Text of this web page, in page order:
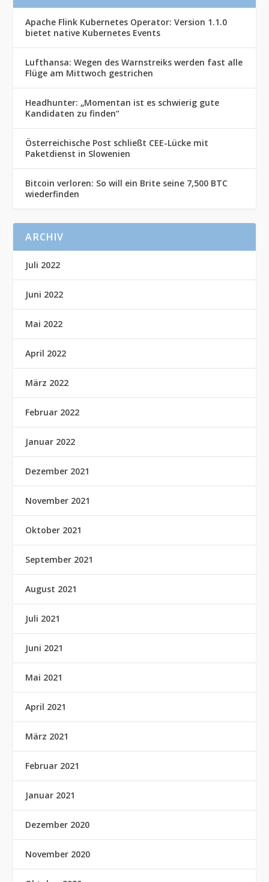
Apache Flink Kubernetes Operator: Version 1.1.0
bietet native Kubernetes Events
Lufthansa: Wegen des Warnstreiks werden fast alle
Flüge am Mittwoch gestrichen
Headhunter: „Momentan ist es schwierig gute
Kandidaten zu finden“
Österreichische Post schließt CEE-Lücke mit
Paketdienst in Slowenien
Bitcoin verloren: So will ein Brite seine 7,500 BTC
wiederfinden
ARCHIV
Juli 2022
Juni 2022
Mai 2022
April 2022
März 2022
Februar 2022
Januar 2022
Dezember 2021
November 2021
Oktober 2021
September 2021
August 2021
Juli 2021
Juni 2021
Mai 2021
April 2021
März 2021
Februar 2021
Januar 2021
Dezember 2020
November 2020